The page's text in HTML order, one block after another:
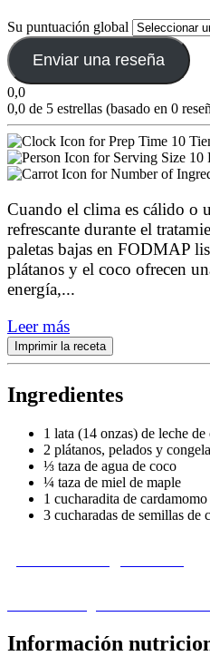
Su puntuación global
Enviar una reseña
0,0
0,0 de 5 estrellas (basado en 0
10
10
Cuando el clima es cálido o
refrescante durante el
paletas bajas en FODMAP
plátanos y el coco ofrecen
energía,...
Leer más
Imprimir la receta
Ingredientes
1 lata (14 onzas) de leche
2 plátanos, pelados y
⅓ taza de agua de coco
¼ taza de miel de maple
1 cucharadita de
3 cucharadas de semillas de
Información